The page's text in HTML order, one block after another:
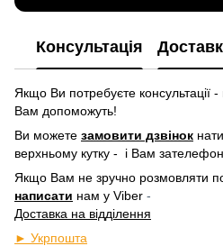
Консультація
Якщо Ви потребуєте консультації
Вам допоможуть!
Ви можете замовити дзвінок
верхньому кутку -
і Вам
Якщо Вам не зручно розмовляти
написати нам у Viber -
Доставка на відділення
► Укрпошта